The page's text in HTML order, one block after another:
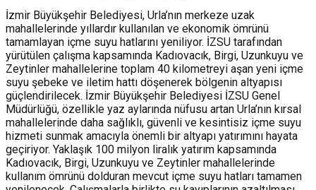
İzmir Büyükşehir Belediyesi, Urla’nın merkeze uzak
mahallelerinde yıllardır kullanılan ve ekonomik ömrünü
tamamlayan içme suyu hatlarını yeniliyor. İZSU tarafından
yürütülen çalışma kapsamında Kadıovacık, Birgi, Uzunkuyu ve
Zeytinler mahallelerine toplam 40 kilometreyi aşan yeni içme
suyu şebeke ve iletim hattı döşenerek bölgenin altyapısı
güçlendirilecek. İzmir Büyükşehir Belediyesi İZSU Genel
Müdürlüğü, özellikle yaz aylarında nüfusu artan Urla’nın kırsal
mahallelerinde daha sağlıklı, güvenli ve kesintisiz içme suyu
hizmeti sunmak amacıyla önemli bir altyapı yatırımını hayata
geçiriyor. Yaklaşık 100 milyon liralık yatırım kapsamında
Kadıovacık, Birgi, Uzunkuyu ve Zeytinler mahallelerinde
kullanım ömrünü dolduran mevcut içme suyu hatları tamamen